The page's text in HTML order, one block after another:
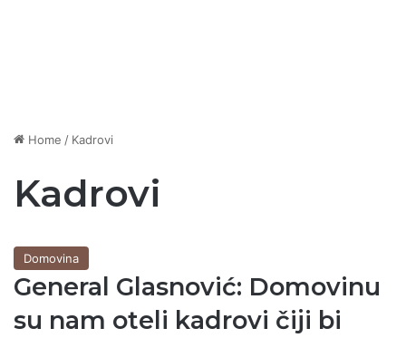
Home / Kadrovi
Kadrovi
Domovina
General Glasnović: Domovinu
su nam oteli kadrovi čiji bi